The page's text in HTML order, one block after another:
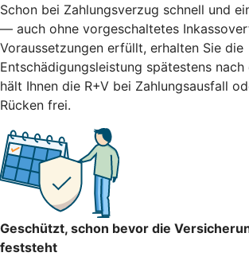
Schon bei Zahlungsverzug schnell und
— auch ohne vorgeschaltetes
Voraussetzungen erfüllt, erhalten Sie die
Entschädigungsleistung spätestens nach
hält Ihnen die R+V bei Zahlungsausfall
Rücken frei.
Geschützt, schon bevor die
feststeht